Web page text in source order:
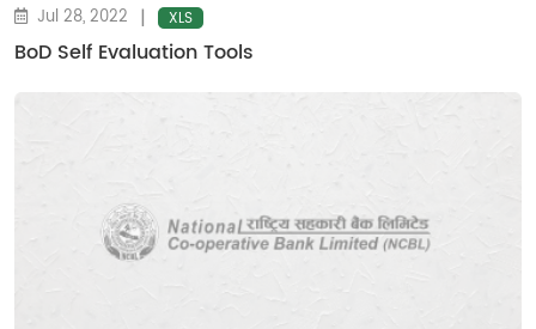
Jul 28, 2022 | XLS
BoD Self Evaluation Tools